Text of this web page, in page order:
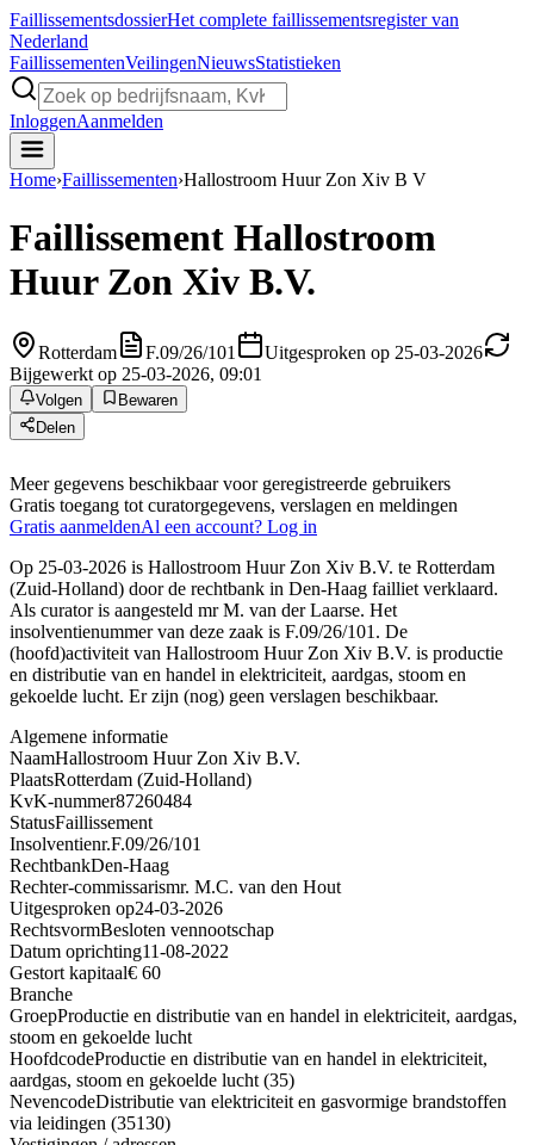
FaillissementsdossierHet complete faillissementsregister van
Nederland
FaillissementenVeilingenNieuwsStatistieken
InloggenAanmelden
Home›Faillissementen›Hallostroom Huur Zon Xiv B V
Faillissement Hallostroom
Huur Zon Xiv B.V.
Rotterdam F.09/26/101
Uitgesproken op 25-03-2026
Bijgewerkt op 25-03-2026, 09:01
Volgen
Bewaren
Delen
Meer gegevens beschikbaar voor geregistreerde gebruikers
Gratis toegang tot curatorgegevens, verslagen en meldingen
Gratis aanmeldenAl een account? Log in
Op 25-03-2026 is Hallostroom Huur Zon Xiv B.V. te Rotterdam
(Zuid-Holland) door de rechtbank in Den-Haag failliet verklaard.
Als curator is aangesteld mr M. van der Laarse. Het
insolventienummer van deze zaak is F.09/26/101. De
(hoofd)activiteit van Hallostroom Huur Zon Xiv B.V. is productie
en distributie van en handel in elektriciteit, aardgas, stoom en
gekoelde lucht. Er zijn (nog) geen verslagen beschikbaar.
Algemene informatie
NaamHallostroom Huur Zon Xiv B.V.
PlaatsRotterdam (Zuid-Holland)
KvK-nummer87260484
StatusFaillissement
Insolventienr.F.09/26/101
RechtbankDen-Haag
Rechter-commissarismr. M.C. van den Hout
Uitgesproken op24-03-2026
RechtsvormBesloten vennootschap
Datum oprichting11-08-2022
Gestort kapitaal€ 60
Branche
GroepProductie en distributie van en handel in elektriciteit, aardgas,
stoom en gekoelde lucht
HoofdcodeProductie en distributie van en handel in elektriciteit,
aardgas, stoom en gekoelde lucht (35)
NevencodeDistributie van elektriciteit en gasvormige brandstoffen
via leidingen (35130)